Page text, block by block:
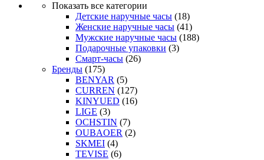
Показать все категории
Детские наручные часы (18)
Женские наручные часы (41)
Мужские наручные часы (188)
Подарочные упаковки (3)
Смарт-часы (26)
Бренды (175)
BENYAR (5)
CURREN (127)
KINYUED (16)
LIGE (3)
OCHSTIN (7)
OUBAOER (2)
SKMEI (4)
TEVISE (6)